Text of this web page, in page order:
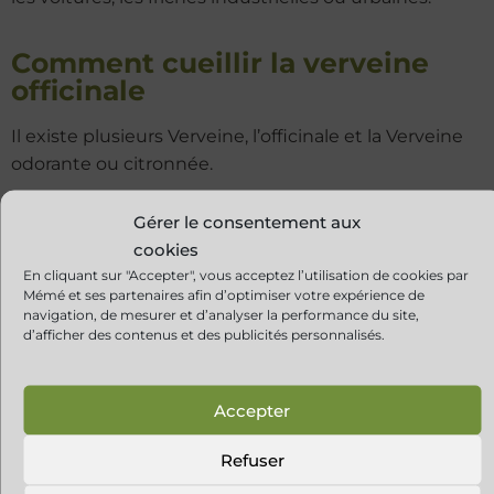
Gérer le consentement aux
cookies
En cliquant sur "Accepter", vous acceptez l’utilisation de cookies par
Mémé et ses partenaires afin d’optimiser votre expérience de
navigation, de mesurer et d’analyser la performance du site,
d’afficher des contenus et des publicités personnalisés.
Accepter
Refuser
Comment cueillir la verveine
officinale
Il existe plusieurs Verveine, l’officinale et la Verveine
odorante ou citronnée.
Ces 2 plantes n’ont pas les mêmes vertus. Nous
parlons ici de cueillir de la Verveine officinale. C’est
une plante vivace de 40 à 80 cm de hauteur aux
tiges dressées et ramifiées. Elles possèdent de
petites feuilles opposées et très découpées au
couleur mauve.
Ramassez la quantité de Verveine officinale dont
vous avez besoin sur plusieurs plantes, avec